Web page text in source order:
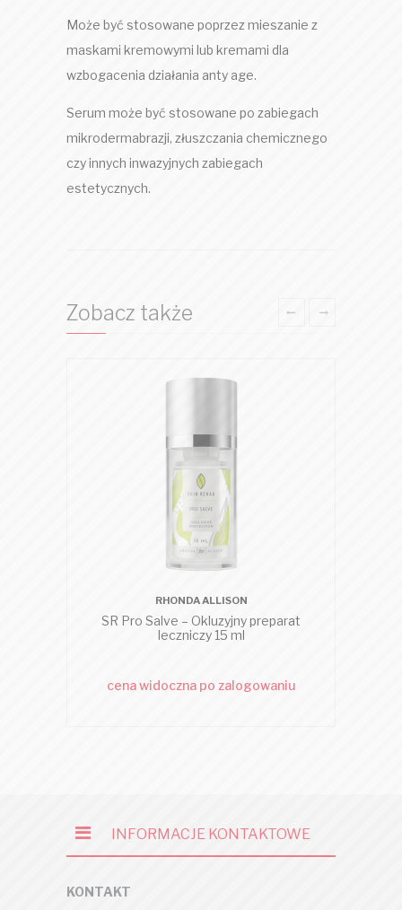
Może być stosowane poprzez mieszanie z
maskami kremowymi lub kremami dla
wzbogacenia działania anty age.
Serum może być stosowane po zabiegach
mikrodermabrazji, złuszczania chemicznego
czy innych inwazyjnych zabiegach
estetycznych.
Zobacz także
RHONDA ALLISON
SR Pro Salve – Okluzyjny preparat
leczniczy 15 ml
cena widoczna po zalogowaniu
INFORMACJE KONTAKTOWE
KONTAKT